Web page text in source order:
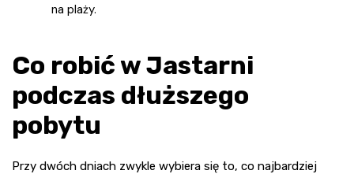
na plaży.
Co robić w Jastarni
podczas dłuższego
pobytu
Przy dwóch dniach zwykle wybiera się to, co najbardziej